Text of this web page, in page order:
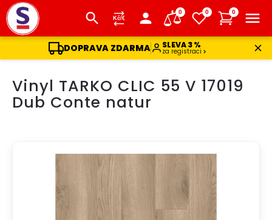
DOPRAVA ZDARMA SLEVA 3 %
za registraci
0 0 0
obsahVinyl TARKO CLIC 55 V 17019
Dub Conte natur